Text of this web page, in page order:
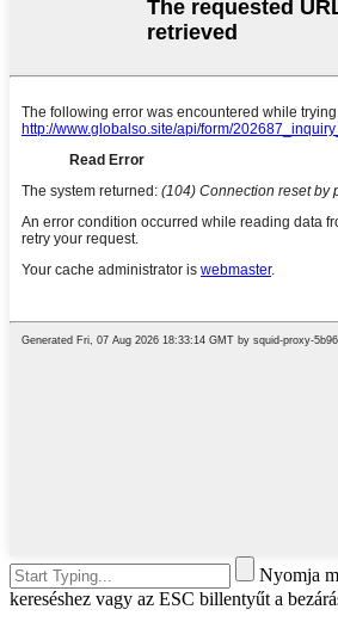
Nyomja
kereséshez vagy az ESC billentyűt a